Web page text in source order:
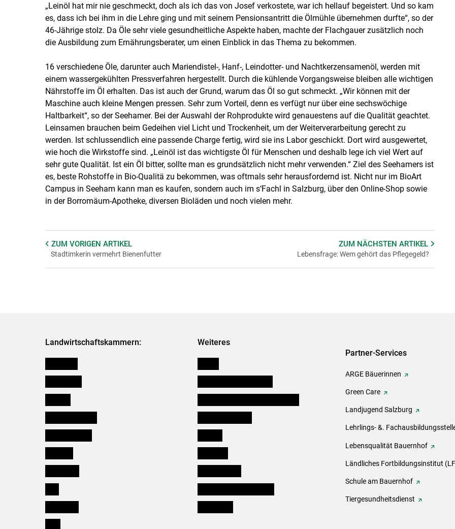
„Leinöl hat mir nie geschmeckt, doch als ich das von Josef verkostete, war ich hellauf begeistert. Und so kam
es, dass ich bei ihm in die Lehre ging und mit seinem Pensionsantritt die Ölmühle übernehmen durfte“, so der
46-Jährige stolz. Da Öle sehr viele gesundheitliche Aspekte haben, machte der Flachgauer zusätzlich noch
die Ausbildung zum Ernährungsberater, um einen Einblick in das Thema zu bekommen.
16 verschiedene Öle, darunter auch Mariendistel-, Hanf-, Leindotter- und Nachtkerzensamenöl, werden mit
einem wassergekühlten Pressverfahren hergestellt. Durch die kühlende Vorgangsweise bleiben alle wichtigen
Nährstoffe im Öl erhalten. Das ist auch der Grund, warum das Öl so gut schmeckt. „Wir können mit der
Maschine auch kleine Mengen pressen. Sehr zum Vorteil, denn es verfügt nur über eine sechswöchige
Haltbarkeit“, so der Seehamer. Bei der Auswahl der Rohprodukte wird genauestens auf die Qualität geachtet.
Leinsamen brauchen beim Gedeihen viel Licht und Trockenheit, um der Weiterverarbeitung gerecht zu
werden. Ist schlussendlich eine passende Charge fertig, wird sie ins Labor geschickt. Dort wird ausgewertet,
wie hoch die Wirkstoffe sind. „Leinöl ist das wichtigste Öl für Menschen und deshalb lege ich viel Wert auf
sehr gute Qualität. Ist ein Öl bitter, sollte man es grundsätzlich nicht mehr verwenden.“ Ziel des Seehamers ist
es, beste Rohstoffe in Bio-Qualitä zu bekommen, was oftmals sehr herausfordernd ist. Nicht nur im BioArt
Campus in Seeham kann man es kaufen, sondern auch im s‘Fachl in Salzburg, über den Online-Shop sowie
in der Borromäum-Apotheke, diversen Bioläden und noch vielen mehr.
ZUM VORIGEN ARTIKEL
Stadtimkerin vermehrt Bienenfutter
ZUM NÄCHSTENARTIKEL
Lebensfrage: Wem gehört das Pflegegeld?
Landwirtschaftskammern: Weiteres
Partner-Services
ARGE Bäuerinnen
Green Care
Landjugend Salzburg
Lehrlings- &.
Lebensqualität Bauernhof
Ländliches Fortbildungsinstitut
Schule am Bauernhof
Tiergesundheitsdienst